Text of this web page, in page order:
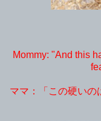
Mommy: "And this
ママ：「この硬いの